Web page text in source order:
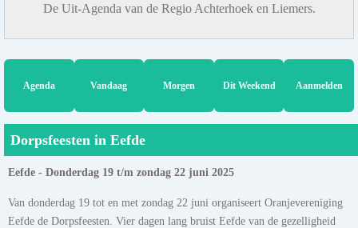
De Uit-Agenda van de Regio Achterhoek en Liemers.
Agenda Vandaag Morgen Dit Weekend Aanmelden
Dorpsfeesten in Eefde
Eefde - Donderdag 19 t/m zondag 22 juni 2025
Van donderdag 19 tot en met zondag 22 juni organiseert Oranjevereniging
Eefde de Dorpsfeesten. Vier dagen lang bruist Eefde van de gezelligheid